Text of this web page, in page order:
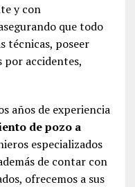
y con
que todo
técnicas, poseer
por accidentes,
años de experiencia
de pozo a
especializados
de contar con
ofrecemos a sus